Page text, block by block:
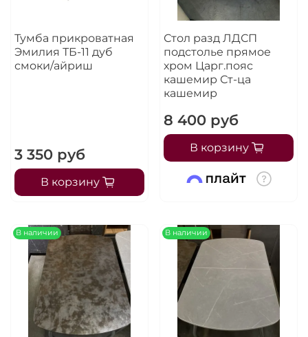
Тумба прикроватная
Эмилия ТБ-11 дуб
смоки/айриш
3 350 руб
В корзину
Стол разд ЛДСП
подстолье прямое
хром Царг.пояс
кашемир Ст-ца
кашемир
8 400 руб
В корзину
В наличии В наличии